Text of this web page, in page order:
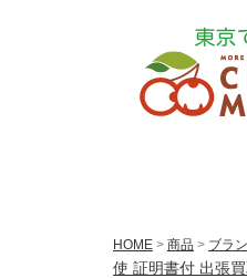
HOME > 商品 > ブラ
使 証明書付 出張